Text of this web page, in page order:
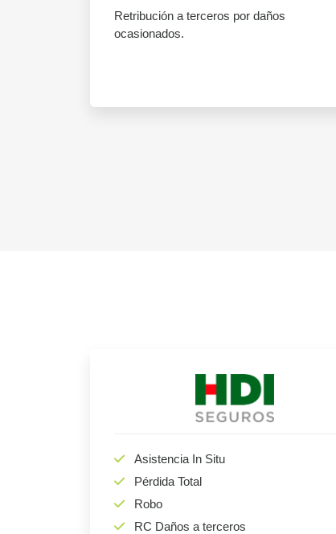
Retribución a terceros por daños
ocasionados.
Asistencia In Situ
Pérdida Total
Robo
RC Daños a terceros